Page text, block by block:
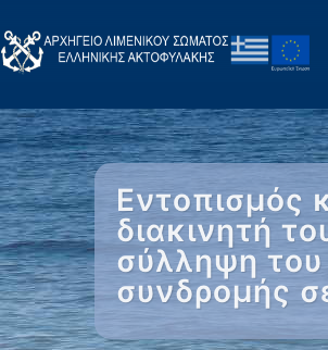
Εντοπισμός
διακινητή
σύλληψη του
συνδρομής